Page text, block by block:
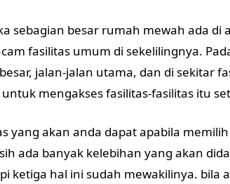
sebagian besar rumah mewah ada di
fasilitas umum di sekelilingnya.
jalan-jalan utama, dan di sekitar
mengakses fasilitas-fasilitas itu
yang akan anda dapat apabila
ada banyak kelebihan yang akan
ketiga hal ini sudah mewakilinya. bila